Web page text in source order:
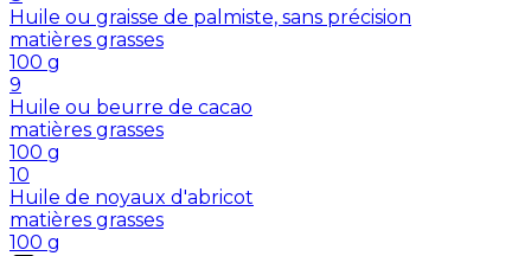
Huile ou graisse de palmiste, sans précision
matières grasses
100 g
9
Huile ou beurre de cacao
matières grasses
100 g
10
Huile de noyaux d'abricot
matières grasses
100 g